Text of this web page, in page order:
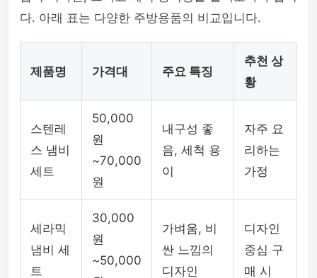
다. 아래 표는 다양한 주방용품의 비교입니다.
제품명 가격대 주요 특징
추천 상
황
스텐레
스 냄비
세트
50,000
원
~70,000
원
내구성 좋
음, 세척 용
이
자주 요
리하는
가정
세라믹
냄비 세
트
30,000
원
~50,000
가벼움, 비
싼 느낌의
디자인
디자인
중심 구
매 시